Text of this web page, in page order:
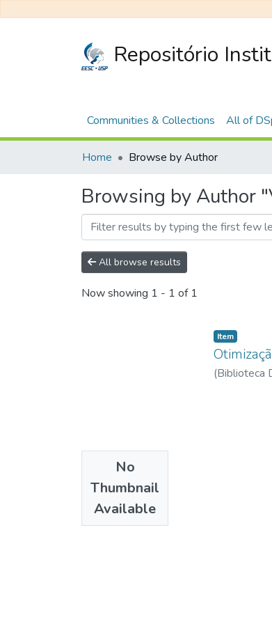
Repositório
Communities & Collections All of
Home Browse by Author
Browsing by Author
All browse results
Now showing 1 - 1 of 1
No
Thumbnail
Available
Item
(Biblioteca